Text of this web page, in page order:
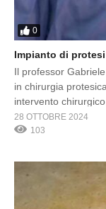
0
Impianto di
Il professor
in chirurgia
intervento
aver subito una
utilizzando tecniche
fine, ha […]
28 OTTOBRE 2024
103